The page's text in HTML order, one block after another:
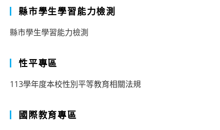
縣市學生學習能力檢測
縣市學生學習能力檢測
性平專區
113學年度本校性別平等教育相關法規
國際教育專區